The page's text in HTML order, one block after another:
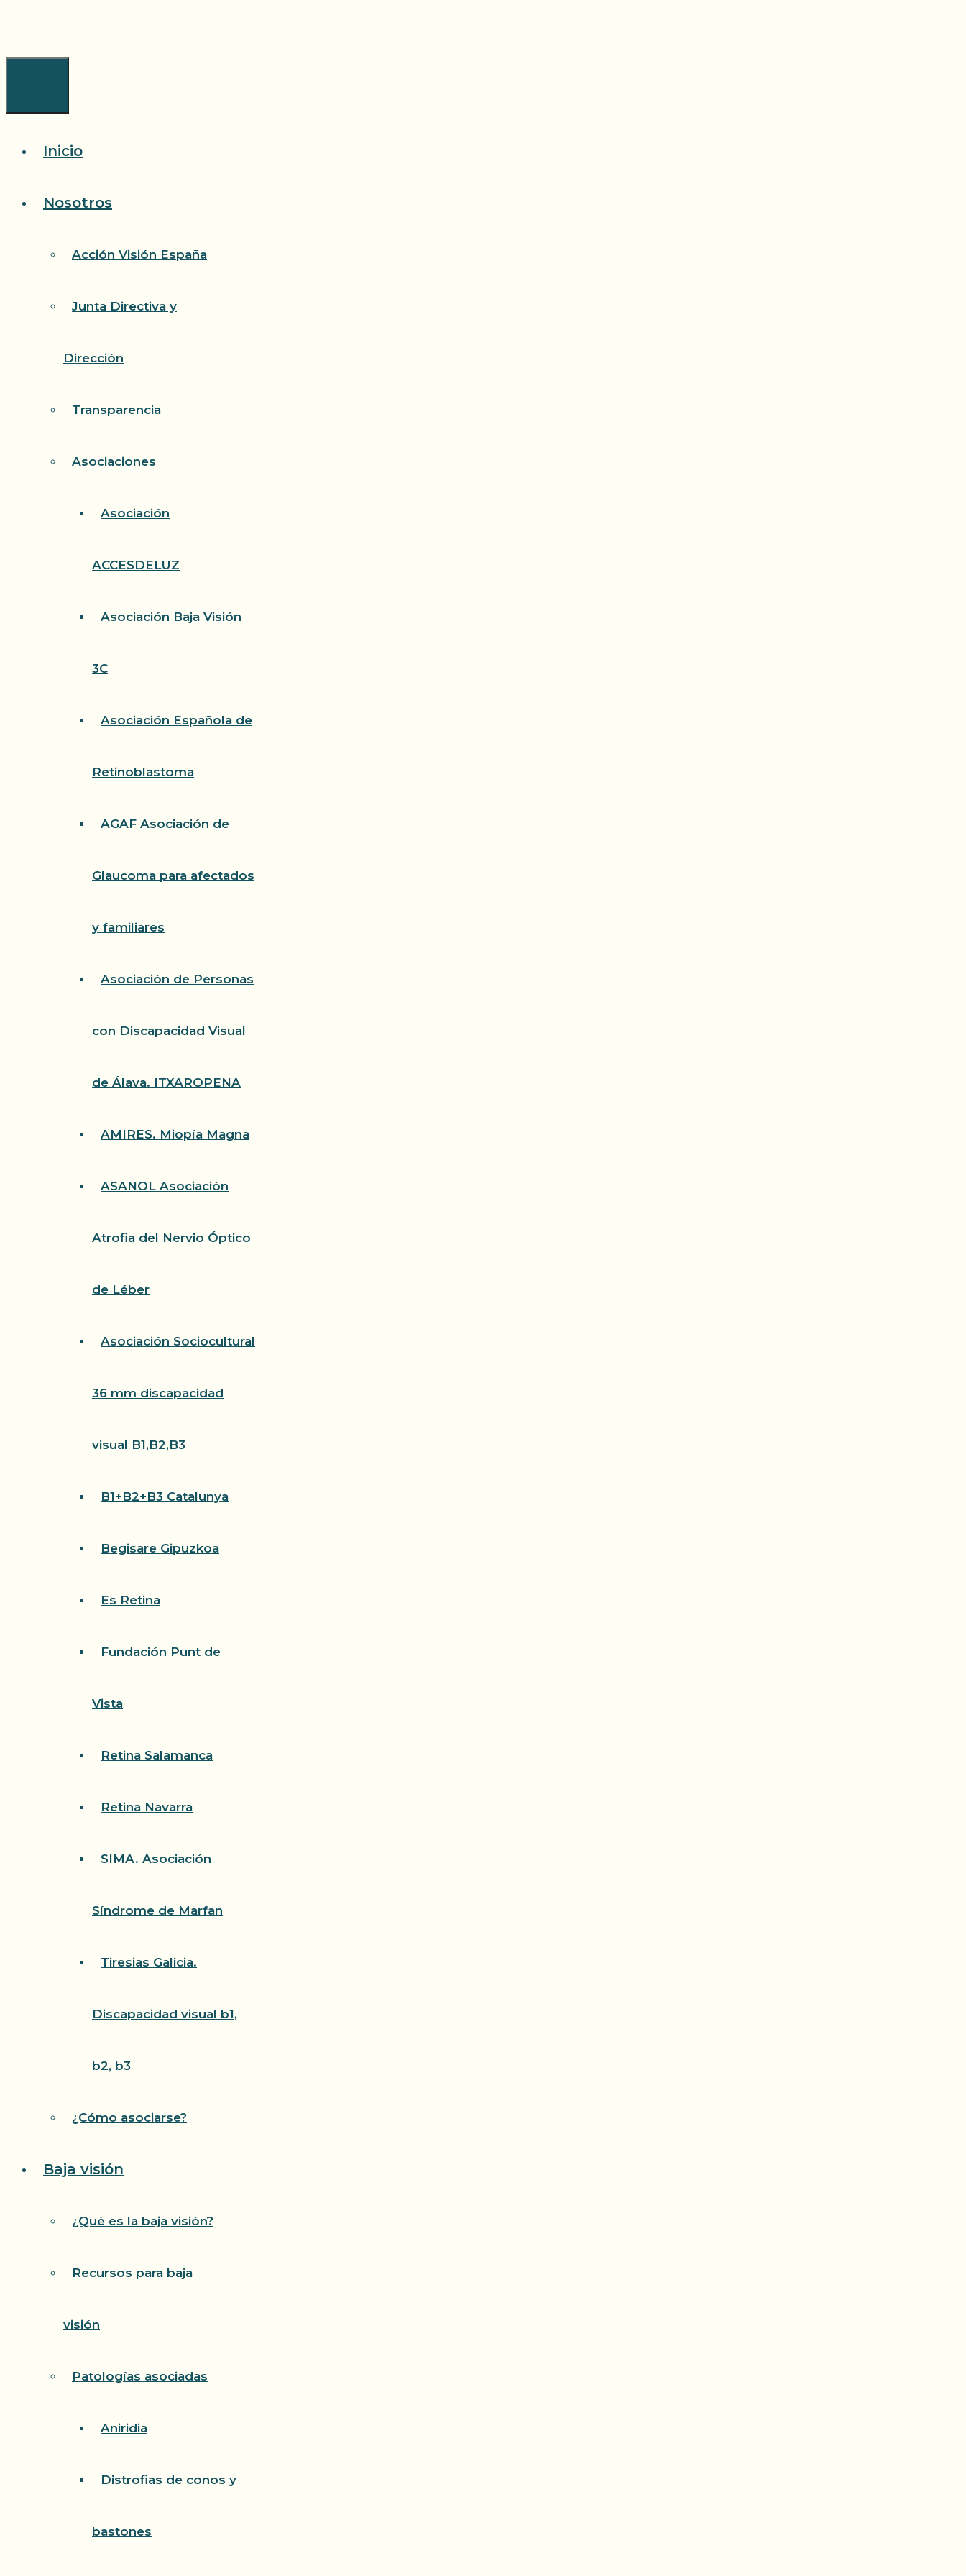
Inicio
Nosotros
Acción Visión España
Junta Directiva y
Dirección
Transparencia
Asociaciones
Asociación
ACCESDELUZ
Asociación Baja Visión
3C
Asociación Española de
Retinoblastoma
AGAF Asociación de
Glaucoma para afectados
y familiares
Asociación de Personas
con Discapacidad Visual
de Álava. ITXAROPENA
AMIRES. Miopía Magna
ASANOL Asociación
Atrofia del Nervio Óptico
de Léber
Asociación Sociocultural
36 mm discapacidad
visual B1,B2,B3
B1+B2+B3 Catalunya
Begisare Gipuzkoa
Es Retina
Fundación Punt de
Vista
Retina Salamanca
Retina Navarra
SIMA. Asociación
Síndrome de Marfan
Tiresias Galicia.
Discapacidad visual b1,
b2, b3
¿Cómo asociarse?
Baja visión
¿Qué es la baja visión?
Recursos para baja
visión
Patologías asociadas
Aniridia
Distrofias de conos y
bastones